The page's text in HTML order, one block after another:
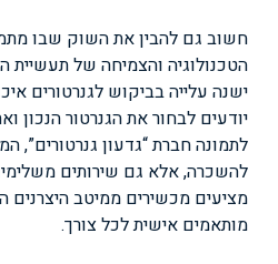
חשוב גם להבין את השוק שבו
הטכנולוגיה והצמיחה של תעשיית
ישנה עלייה בביקוש לגנרטורים
יודעים לבחור את הגנרטור הנכון
לתמונה חברת “גדעון גנרטורים”,
להשכרה, אלא גם שירותים
מציעים מכשירים ממיטב היצרנים
מותאמים אישית לכל צורך.